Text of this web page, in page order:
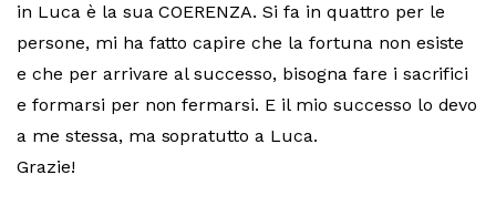
in Luca è la sua COERENZA. Si fa in quattro per le
persone, mi ha fatto capire che la fortuna non esiste
e che per arrivare al successo, bisogna fare i sacrifici
e formarsi per non fermarsi. E il mio successo lo devo
a me stessa, ma sopratutto a Luca.
Grazie!